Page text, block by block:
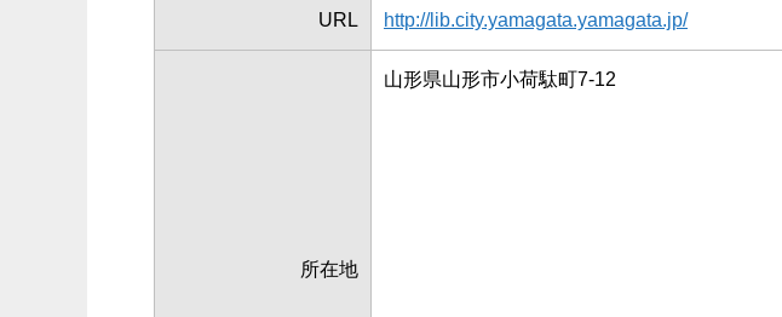
URL http://lib.city.yamagata.yamagata.jp/
所在地
山形県山形市小荷駄町7-12